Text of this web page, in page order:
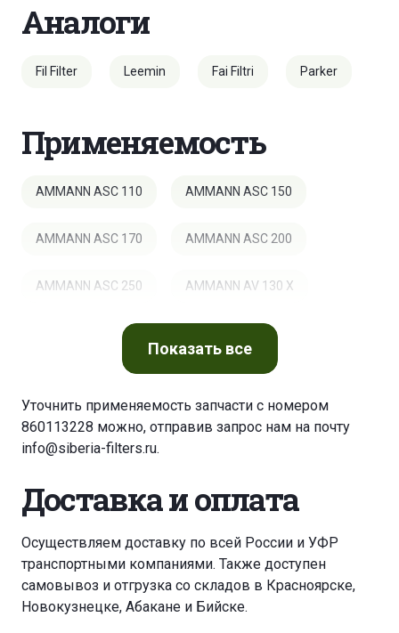
Аналоги
Fil Filter Leemin Fai Filtri Parker
Применяемость
AMMANN ASC 110 AMMANN ASC 150
AMMANN ASC 170 AMMANN ASC 200
AMMANN ASC 250 AMMANN AV 130 X
AMMANN AV 130 X
BLUE BIRD BUSES VISION
CAMOX F 140
CASAGRANDE B 125 CFA CASAGRANDE B 135
CASAGRANDE B 425 CFA CASE 121 F
Показатьвсе
Уточнить применяемость запчасти с номером
860113228 можно, отправив запрос нам на почту
info@siberia-filters.ru.
Доставка и оплата
Осуществляем доставку по всей России и УФР
транспортными компаниями. Также доступен
самовывоз и отгрузка со складов в Красноярске,
Новокузнецке, Абакане и Бийске.